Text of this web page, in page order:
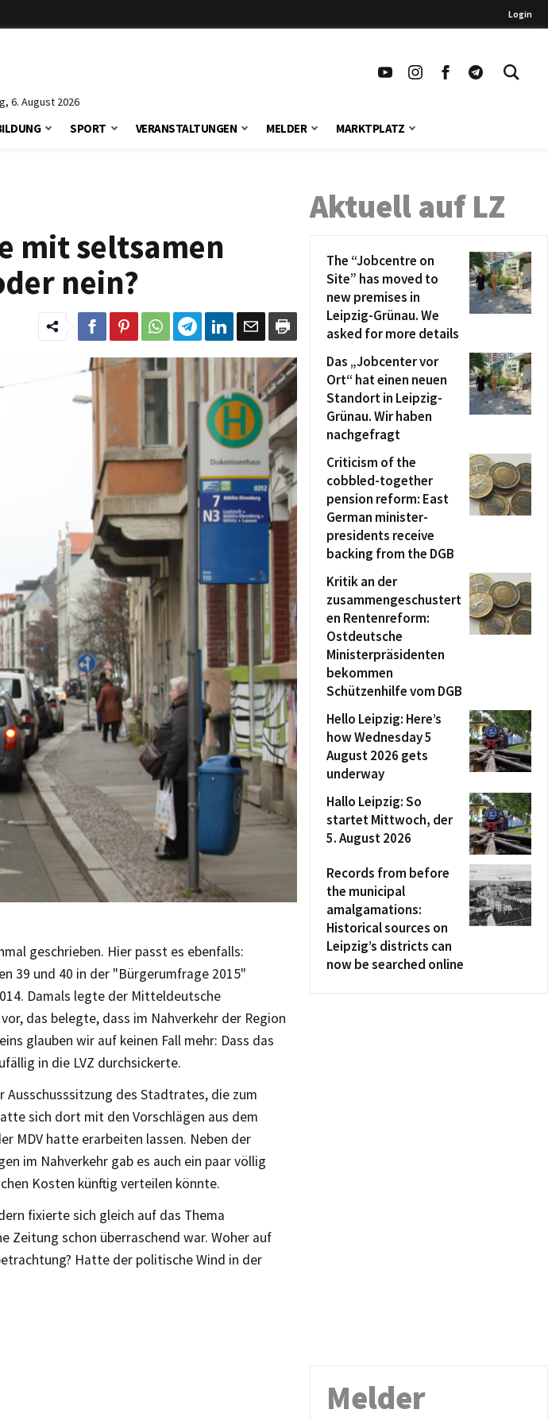
Login
6. August 2026
SPORT VERANSTALTUNGEN MELDER MARKTPLATZ
mit seltsamen
nein?
geschrieben. Hier passt es ebenfalls:
39 und 40 in der "Bürgerumfrage 2015"
Damals legte der Mitteldeutsche
das belegte, dass im Nahverkehr der Region
glauben wir auf keinen Fall mehr: Dass das
in die LVZ durchsickerte.
des Stadtrates, die zum
sich dort mit den Vorschlägen aus dem
MDV hatte erarbeiten lassen. Neben der
im Nahverkehr gab es auch ein paar völlig
Kosten künftig verteilen könnte.
fixierte sich gleich auf das Thema
Zeitung schon überraschend war. Woher auf
Hatte der politische Wind in der
Aktuell auf LZ
The “Jobcentre on
Site” has moved to
new premises in
Leipzig-Grünau. We
asked for more details
Das „Jobcenter vor
Ort“ hat einen neuen
Standort in Leipzig-
Grünau. Wir haben
nachgefragt
Criticism of the
cobbled-together
pension reform: East
German minister-
presidents receive
backing from the DGB
Kritik an der
zusammengeschustert
en Rentenreform:
Ostdeutsche
Ministerpräsidenten
bekommen
Schützenhilfe vom DGB
Hello Leipzig: Here’s
how Wednesday 5
August 2026 gets
underway
Hallo Leipzig: So
startet Mittwoch, der
5. August 2026
Records from before
the municipal
amalgamations:
Historical sources on
Leipzig’s districts can
now be searched online
Melder